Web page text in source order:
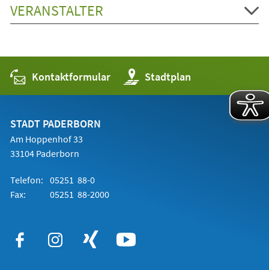
VERANSTALTER
Kontaktformular Stadtplan
(Öffnet
in
einem
STADT PADERBORN
Am Hoppenhof 33
33104 Paderborn
Telefon: 05251 88-0
Fax:
05251 88-2000